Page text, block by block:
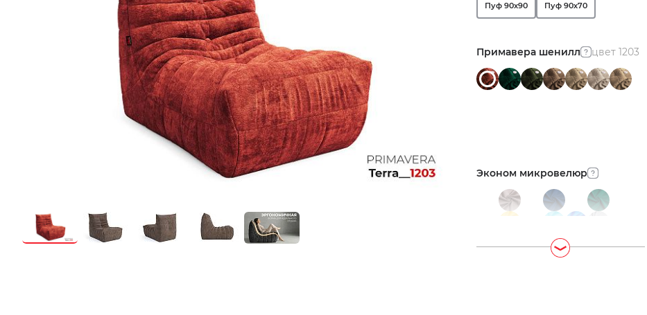
Пуф 90х90 Пуф 90х70
Примавера шенилл цвет 1203
Эконом микровелюр